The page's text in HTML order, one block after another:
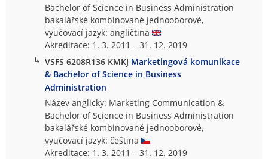
Bachelor of Science in Business Administration
bakalářské kombinované jednooborové,
vyučovací jazyk: angličtina
Akreditace: 1. 3. 2011 – 31. 12. 2019
↳ VSFS 6208R136 KMKJ Marketingová komunikace
& Bachelor of Science in Business
Administration
Název anglicky: Marketing Communication &
Bachelor of Science in Business Administration
bakalářské kombinované jednooborové,
vyučovací jazyk: čeština
Akreditace: 1. 3. 2011 – 31. 12. 2019